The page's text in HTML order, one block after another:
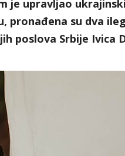
je upravljao
pronađena su dva
poslova Srbije Ivica